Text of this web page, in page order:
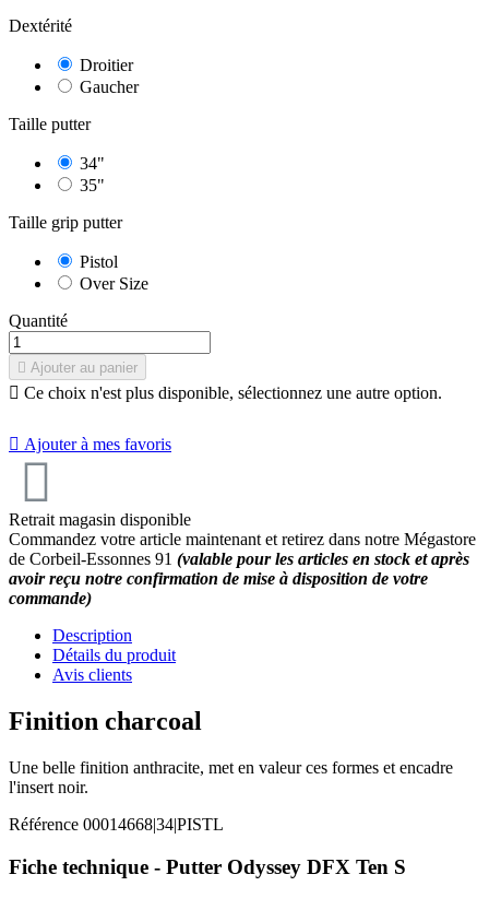
Dextérité
Droitier
Gaucher
Taille putter
34"
35"
Taille grip putter
Pistol
Over Size
Quantité
 Ajouter au panier
 Ce choix n'est plus disponible, sélectionnez une autre option.
 Ajouter à mes favoris
Retrait magasin disponible
Commandez votre article maintenant et retirez dans notre Mégastore
de Corbeil-Essonnes 91 (valable pour les articles en stock et après
avoir reçu notre confirmation de mise à disposition de votre
commande)
Description
Détails du produit
Avis clients
Finition charcoal
Une belle finition anthracite, met en valeur ces formes et encadre
l'insert noir.
Référence 00014668|34|PISTL
Fiche technique - Putter Odyssey DFX Ten S